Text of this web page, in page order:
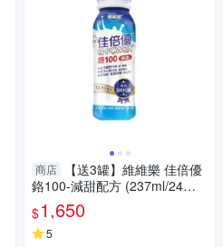
商店
【送3罐】維維樂 佳倍優
鉻100-減甜配方 (237ml/24罐/
箱)【杏一】
$1,650
5